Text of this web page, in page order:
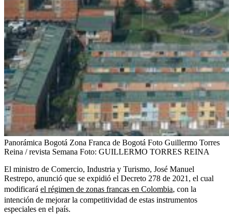
Panorámica Bogotá Zona Franca de Bogotá Foto Guillermo Torres
Reina / revista Semana Foto: GUILLERMO TORRES REINA
El ministro de Comercio, Industria y Turismo, José Manuel
Restrepo, anunció que se expidió el Decreto 278 de 2021, el cual
modificará el régimen de zonas francas en Colombia, con la
intención de mejorar la competitividad de estas instrumentos
especiales en el país.